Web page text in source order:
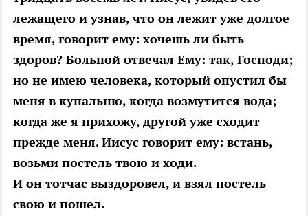
лежащего и узнав, что он лежит уже долгое
время, говорит ему: хочешь ли быть
здоров? Больной отвечал Ему: так, Господи;
но не имею человека, который опустил бы
меня в купальню, когда возмутится вода;
когда же я прихожу, другой уже сходит
прежде меня. Иисус говорит ему: встань,
возьми постель твою и ходи.
И он тотчас выздоровел, и взял постель
свою и пошел.